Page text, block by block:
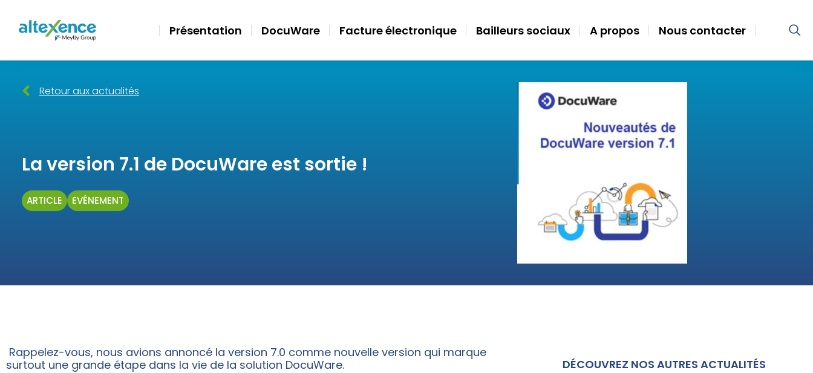
Présentation DocuWare Facture électronique Bailleurs sociaux A propos Nous contacter
Retour aux actualités
La version 7.1 de DocuWare est sortie !
ARTICLE ÉVÉNEMENT
Rappelez-vous, nous avions annoncé la version 7.0 comme nouvelle version qui marque
surtout une grande étape dans la vie de la solution DocuWare.
DÉCOUVREZ NOS AUTRES ACTUALITÉS